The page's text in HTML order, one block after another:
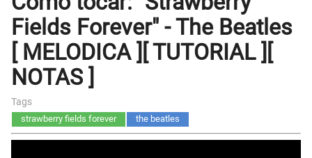
Fields Forever" - The Beatles
[ MELODICA ][ TUTORIAL ][
NOTAS ]
Tags
strawberry fields forever the beatles